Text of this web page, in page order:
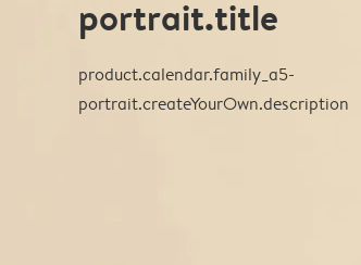
portrait.title
product.calendar.family_a5-
portrait.createYourOwn.description